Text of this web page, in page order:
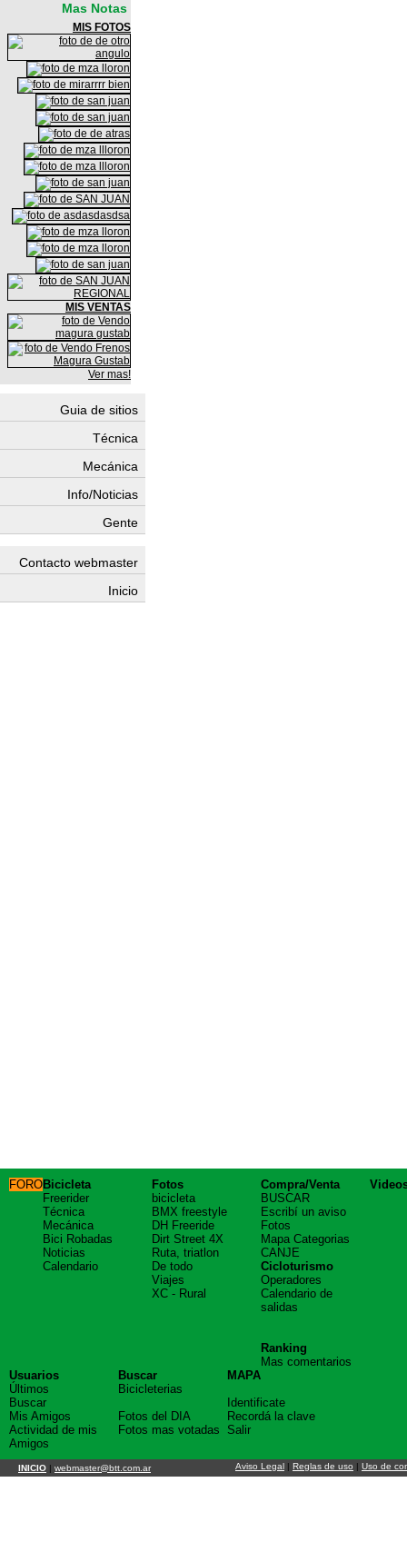
Mas Notas
MIS FOTOS
MIS VENTAS
Ver mas!
Guia de sitios
Técnica
Mecánica
Info/Noticias
Gente
Contacto webmaster
Inicio
FOROBicicleta
Freerider
Técnica
Mecánica
Bici Robadas
Noticias
Calendario
Fotos
bicicleta
BMX freestyle
DH Freeride
Dirt Street 4X
Ruta, triatlon
De todo
Viajes
XC - Rural
Compra/Venta
BUSCAR
Escribí un aviso
Fotos
Mapa Categorias
CANJE
Cicloturismo
Operadores
Calendario de
salidas
Ranking
Mas comentarios
Usuarios
Últimos
Buscar
Mis Amigos
Actividad de mis
Amigos
Buscar
Bicicleterias
Fotos del DIA
Fotos mas votadas
MAPA
Identificate
Recordá la clave
Salir
INICIO | webmaster@btt.com.ar Aviso Legal | Reglas de uso | Uso de